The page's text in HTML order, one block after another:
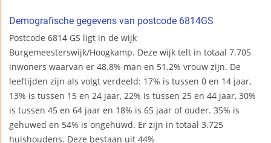
Demografische gegevens van postcode 6814GS
Postcode 6814 GS ligt in de wijk
Burgemeesterswijk/Hoogkamp. Deze wijk telt in totaal 7.705
inwoners waarvan er 48.8% man en 51.2% vrouw zijn. De
leeftijden zijn als volgt verdeeld: 17% is tussen 0 en 14 jaar,
13% is tussen 15 en 24 jaar, 22% is tussen 25 en 44 jaar, 30%
is tussen 45 en 64 jaar en 18% is 65 jaar of ouder. 35% is
gehuwed en 54% is ongehuwd. Er zijn in totaal 3.725
huishoudens. Deze bestaan uit 44%